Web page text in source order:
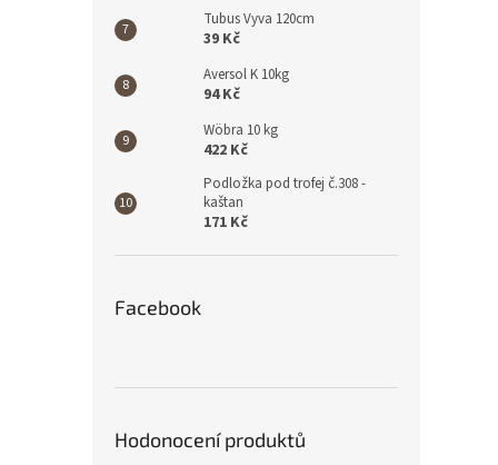
Tubus Vyva 120cm
39 Kč
Aversol K 10kg
94 Kč
Wöbra 10 kg
422 Kč
Podložka pod trofej č.308 -
kaštan
171 Kč
Facebook
Hodonocení produktů